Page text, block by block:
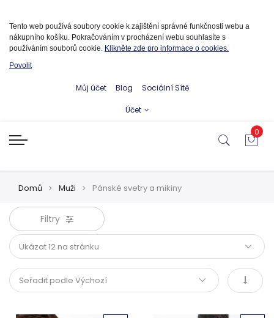
Tento web používá soubory cookie k zajištění správné funkčnosti webu a
nákupního košíku. Pokračováním v procházení webu souhlasíte s
používáním souborů cookie. Klikněte zde pro informace o cookies.
Povolit
Můj účet Blog Sociální Sítě
Účet
0
Domů Muži Pánské svetry a mikiny
Filtry